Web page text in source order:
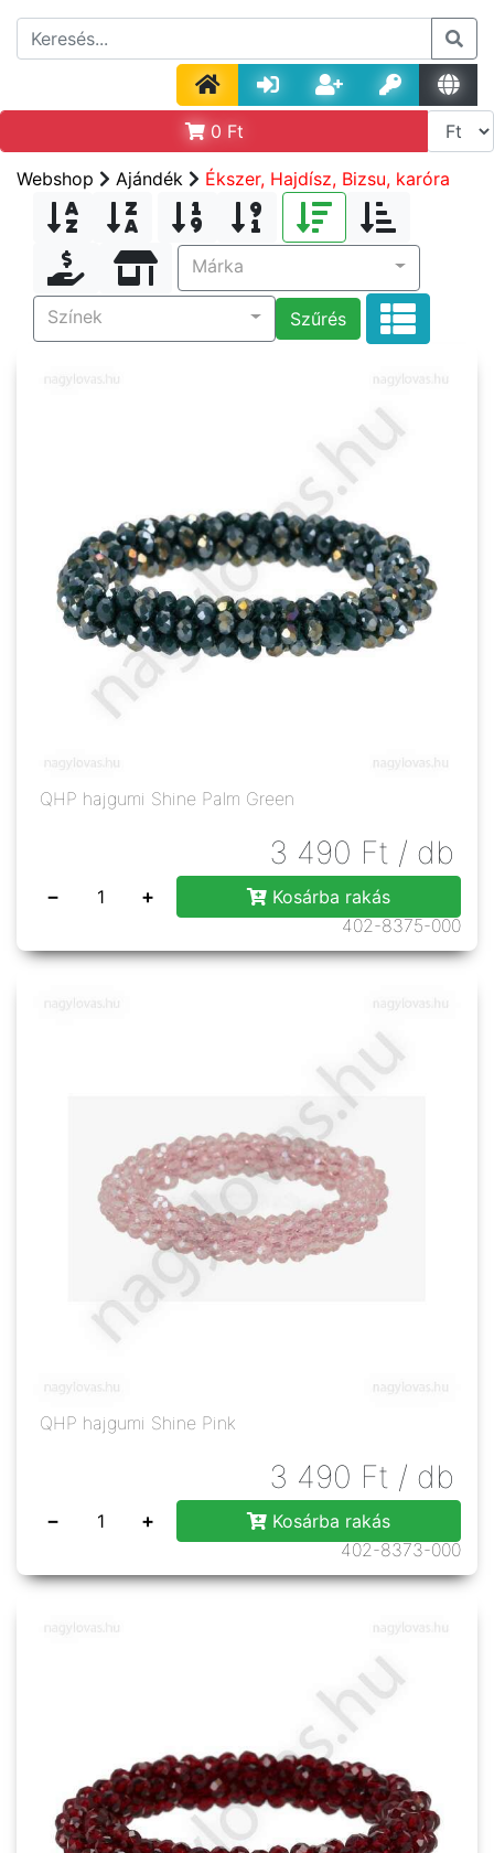
0 Ft
Webshop Ajándék Ékszer, Hajdísz, Bizsu, karóra
Márka
Színek Szűrés
QHP hajgumi Shine Palm Green
3 490 Ft / db
− +
Kosárba rakás
402-8375-000
QHP hajgumi Shine Pink
3 490 Ft / db
− +
Kosárba rakás
402-8373-000